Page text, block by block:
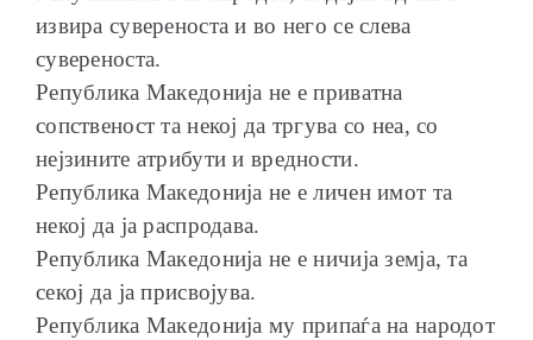
ШКОЛА ЗА МЛАДИ ЛИДЕРИ
ПРМ 2009-2019
извира сувереноста и во него се слева
сувереноста.
Република Македонија не е приватна
сопственост та некој да тргува со неа, со
нејзините атрибути и вредности.
Република Македонија не е личен имот та
некој да ја распродава.
Република Македонија не е ничија земја, та
секој да ја присвојува.
Република Македонија му припаѓа на народот